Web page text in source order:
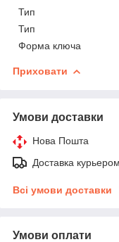
Тип
Тип
Форма ключа
Приховати
Умови доставки
Нова Пошта
Доставка курьером
Всі умови доставки
Умови оплати